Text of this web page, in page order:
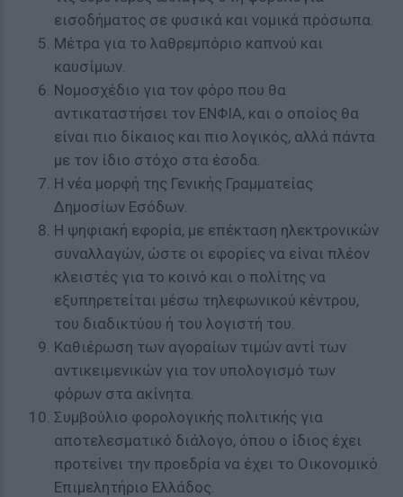
εισοδήματος σε φυσικά και νομικά πρόσωπα.
Μέτρα για το λαθρεμπόριο καπνού και
καυσίμων.
Νομοσχέδιο για τον φόρο που θα
αντικαταστήσει τον ΕΝΦΙΑ, και ο οποίος θα
είναι πιο δίκαιος και πιο λογικός, αλλά πάντα
με τον ίδιο στόχο στα έσοδα.
Η νέα μορφή της Γενικής Γραμματείας
Δημοσίων Εσόδων.
Η ψηφιακή εφορία, με επέκταση ηλεκτρονικών
συναλλαγών, ώστε οι εφορίες να είναι πλέον
κλειστές για το κοινό και ο πολίτης να
εξυπηρετείται μέσω τηλεφωνικού κέντρου,
του διαδικτύου ή του λογιστή του.
Καθιέρωση των αγοραίων τιμών αντί των
αντικειμενικών για τον υπολογισμό των
φόρων στα ακίνητα.
Συμβούλιο φορολογικής πολιτικής για
αποτελεσματικό διάλογο, όπου ο ίδιος έχει
προτείνει την προεδρία να έχει το Οικονομικό
Επιμελητήριο Ελλάδος.